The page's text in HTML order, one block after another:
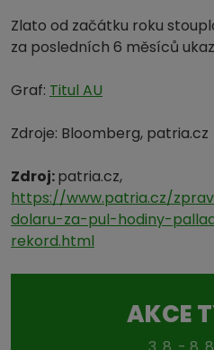
Zlato od začátku roku
za posledních 6 měsíců
Graf: Titul AU
Zdroje: Bloomberg, patria.cz
Zdroj:patria.cz,
https://www.patria.cz/
dolaru-za-pul-hodiny-
rekord.html
AKCE